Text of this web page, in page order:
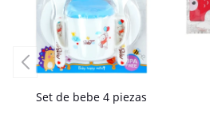
Set de bebe 4 piezas